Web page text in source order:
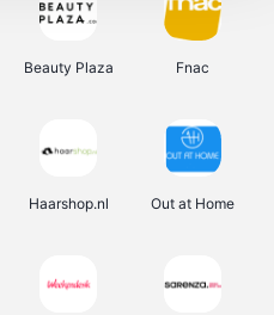
Beauty Plaza Fnac
Haarshop.nl Out at Home